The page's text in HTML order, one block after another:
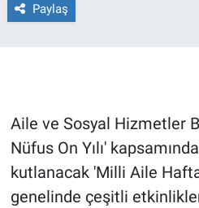
Paylaş
Aile ve Sosyal Hizmetler
Nüfus On Yılı'
kutlanacak 'Milli Aile
genelinde çeşitli